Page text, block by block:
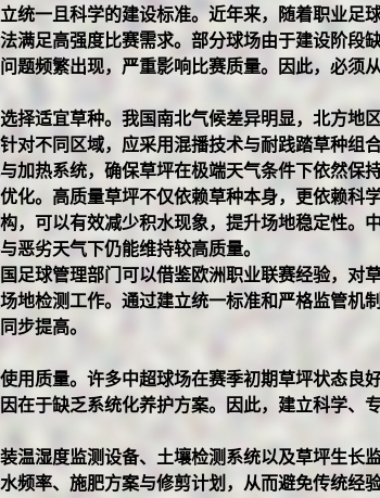
统一且科学的建设标准。近年来，随着职业足
满足高强度比赛需求。部分球场由于建设阶段
题频繁出现，严重影响比赛质量。因此，必须
择适宜草种。我国南北气候差异明显，北方地
对不同区域，应采用混播技术与耐践踏草种组
热系统，确保草坪在极端天气条件下依然保持
化。高质量草坪不仅依赖草种本身，更依赖科
，可以有效减少积水现象，提升场地稳定性。
恶劣天气下仍能维持较高质量。
足球管理部门可以借鉴欧洲职业联赛经验，对
地检测工作。通过建立统一标准和严格监管机
步提高。
质量。许多中超球场在赛季初期草坪状态良
在于缺乏系统化养护方案。因此，建立科学、
温湿度监测设备、土壤检测系统以及草坪生长
频率、施肥方案与修剪计划，从而避免传统经